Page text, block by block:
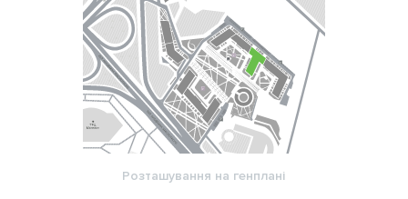
Розташування на генплані